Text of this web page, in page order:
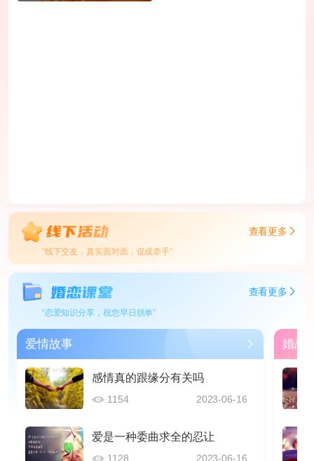
查看更多
“线下交友，真实面对面，促成牵手”
查看更多
“恋爱知识分享，祝您早日脱单”
爱情故事
感情真的跟缘分有关吗
1154 2023-06-16
爱是一种委曲求全的忍让
1128 2023-06-16
婚恋